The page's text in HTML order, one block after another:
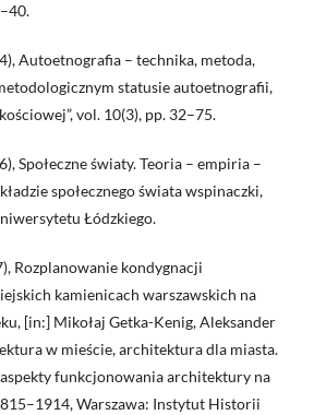
Autoetnografia – technika, metoda,
statusie autoetnografii,
vol. 10(3), pp. 32–75.
Społeczne światy. Teoria – empiria –
społecznego świata wspinaczki,
Łódzkiego.
Rozplanowanie kondygnacji
kamienicach warszawskich na
[in:] Mikołaj Getka-Kenig, Aleksander
w mieście, architektura dla miasta.
funkcjonowania architektury na
Warszawa: Instytut Historii